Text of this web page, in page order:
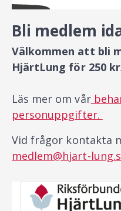
Bli medlem
Välkommen att bli
HjärtLung för 250
Läs mer om vår
personuppgifter.
Vid frågor kontakta
medlem@hjart-